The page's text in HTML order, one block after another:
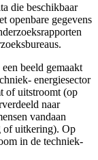
die beschikbaar
openbare gegevens
beeld gemaakt
energiesector
of uitstroomt (op
naar
vandaan
of uitkering). Op
in de techniek-